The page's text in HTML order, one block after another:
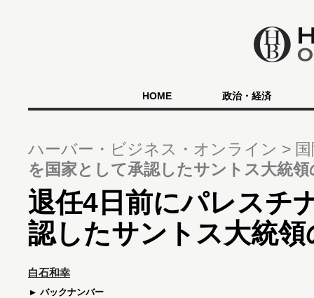
HOME 政治・経済
ハーバー・ビジネス・オンライン
を国家として承認したサントス大統領
退任4日前にパレスチ
認したサントス大統領
白石和幸
バックナンバー